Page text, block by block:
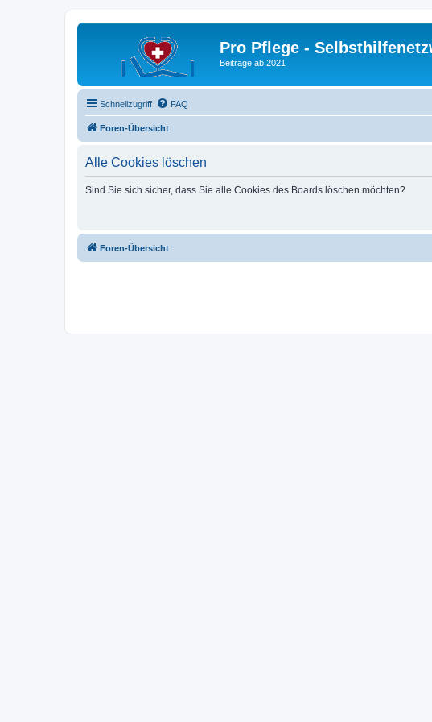
Pro Pflege -
Beiträge ab 2021
Schnellzugriff FAQ
Foren-Übersicht
Alle Cookies löschen
Sind Sie sich sicher, dass Sie alle Cookies des Boards löschen möchten?
Foren-Übersicht